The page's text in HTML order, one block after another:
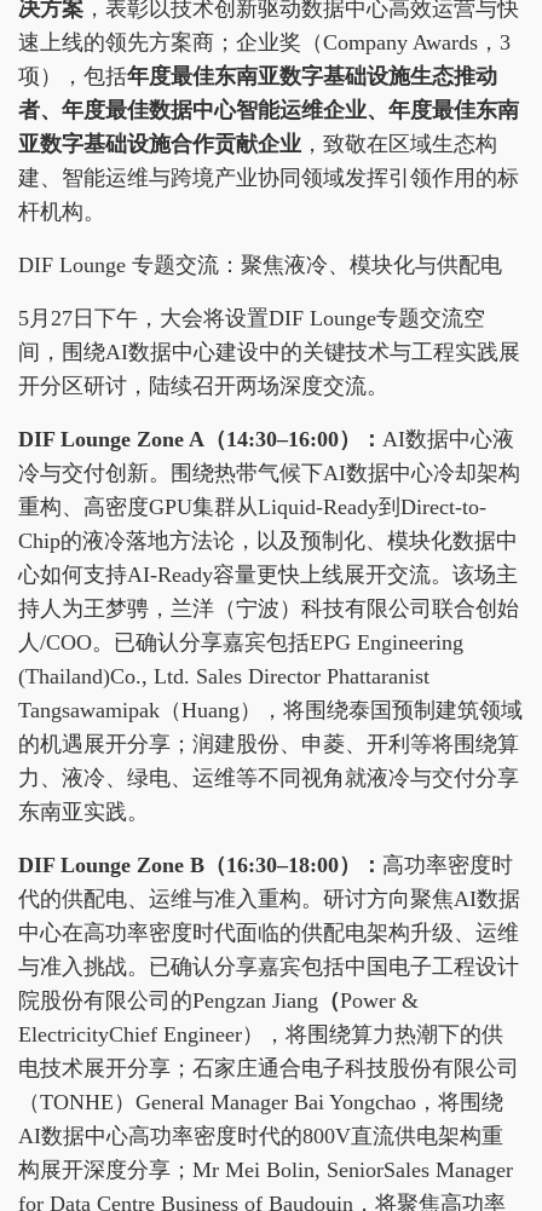
决方案 ，表彰以技术创新驱动数据中心高效运营与快
速上线的领先方案商；企业奖（Company Awards，3
项），包括年度最佳东南亚数字基础设施生态推动
者、年度最佳数据中心智能运维企业、年度最佳东南
亚数字基础设施合作贡献企业 ，致敬在区域生态构
建、智能运维与跨境产业协同领域发挥引领作用的标
杆机构。
DIF Lounge 专题交流：聚焦液冷、模块化与供配电
5月27日下午，大会将设置DIF Lounge专题交流空
间，围绕AI数据中心建设中的关键技术与工程实践展
开分区研讨，陆续召开两场深度交流。
DIF Lounge Zone A （14:30–16:00）： AI数据中心液
冷与交付创新。围绕热带气候下AI数据中心冷却架构
重构、高密度GPU集群从Liquid-Ready到Direct-to-
Chip的液冷落地方法论，以及预制化、模块化数据中
心如何支持AI-Ready容量更快上线展开交流。该场主
持人为王梦骋，兰洋（宁波）科技有限公司联合创始
人/COO。已确认分享嘉宾包括EPG Engineering
(Thailand)Co., Ltd. Sales Director Phattaranist
Tangsawamipak（Huang），将围绕泰国预制建筑领域
的机遇展开分享；润建股份、申菱、开利等将围绕算
力、液冷、绿电、运维等不同视角就液冷与交付分享
东南亚实践。
DIF Lounge Zone B （16:30–18:00）： 高功率密度时
代的供配电、运维与准入重构。研讨方向聚焦AI数据
中心在高功率密度时代面临的供配电架构升级、运维
与准入挑战。已确认分享嘉宾包括中国电子工程设计
院股份有限公司的Pengzan Jiang （Power &
ElectricityChief Engineer），将围绕算力热潮下的供
电技术展开分享；石家庄通合电子科技股份有限公司
（TONHE）General Manager Bai Yongchao，将围绕
AI数据中心高功率密度时代的800V直流供电架构重
构展开深度分享；Mr Mei Bolin, SeniorSales Manager
for Data Centre Business of Baudouin，将聚焦高功率